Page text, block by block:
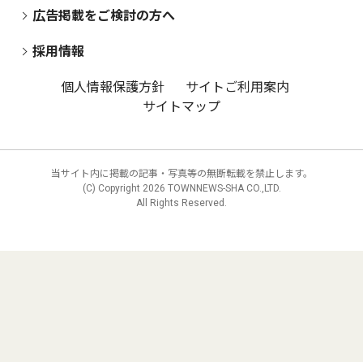
広告掲載をご検討の方へ
採用情報
個人情報保護方針
サイトご利用案内
サイトマップ
当サイト内に掲載の記事・写真等の無断転載を禁止します。
(C) Copyright 2026 TOWNNEWS-SHA CO.,LTD.
All Rights Reserved.